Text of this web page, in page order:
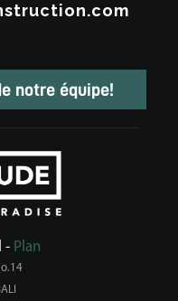
notre équipe!
- Plan